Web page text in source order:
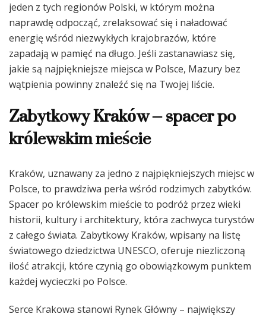
jeden z tych regionów Polski, w którym można
naprawdę odpocząć, zrelaksować się i naładować
energię wśród niezwykłych krajobrazów, które
zapadają w pamięć na długo. Jeśli zastanawiasz się,
jakie są najpiękniejsze miejsca w Polsce, Mazury bez
wątpienia powinny znaleźć się na Twojej liście.
Zabytkowy Kraków – spacer po
królewskim mieście
Kraków, uznawany za jedno z najpiękniejszych miejsc w
Polsce, to prawdziwa perła wśród rodzimych zabytków.
Spacer po królewskim mieście to podróż przez wieki
historii, kultury i architektury, która zachwyca turystów
z całego świata. Zabytkowy Kraków, wpisany na listę
światowego dziedzictwa UNESCO, oferuje niezliczoną
ilość atrakcji, które czynią go obowiązkowym punktem
każdej wycieczki po Polsce.
Serce Krakowa stanowi Rynek Główny – największy